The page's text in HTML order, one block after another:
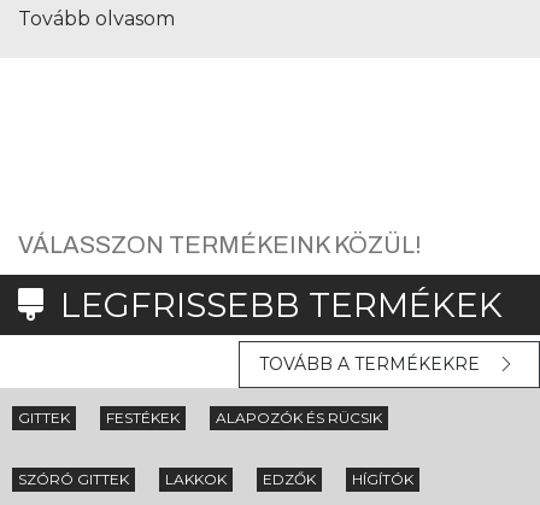
LEGFRISSEBB TERMÉKEK
TOVÁBB A TERMÉKEKRE
ALAPOZÓK ÉS RÜCSIK
SZÓRÓ GITTEK LAKKOK EDZŐK HÍGÍTÓK
ALVÁZ ÉS ÜREGVÉDELEM RAGASZTÓK ÉS TÖMÍTŐK